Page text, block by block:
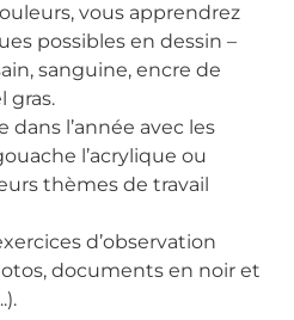
vous apprendrez
possibles en dessin –
sanguine, encre de
gras.
dans l’année avec les
l’acrylique ou
thèmes de travail
d’observation
documents en noir et